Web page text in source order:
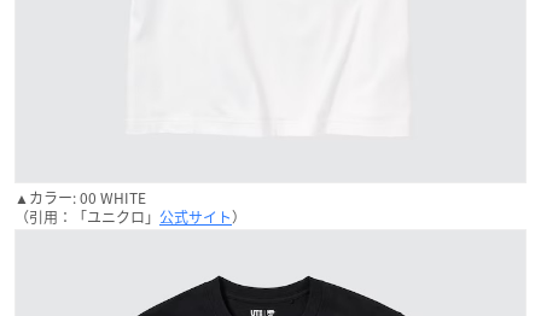
▲カラー: 00 WHITE
（引用：「ユニクロ」 公式サイト）